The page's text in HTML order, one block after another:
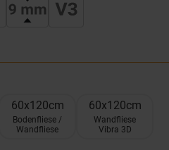
60x120cm
Bodenfliese /
Wandfliese
60x120cm
Wandfliese
Vibra 3D